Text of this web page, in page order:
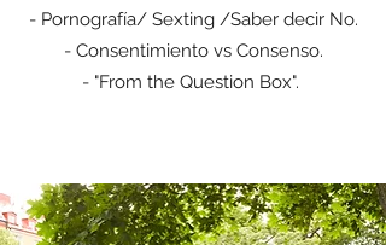
- Pornografía/ Sexting /Saber decir No.
- Consentimiento vs Consenso.
- "From the Question Box".